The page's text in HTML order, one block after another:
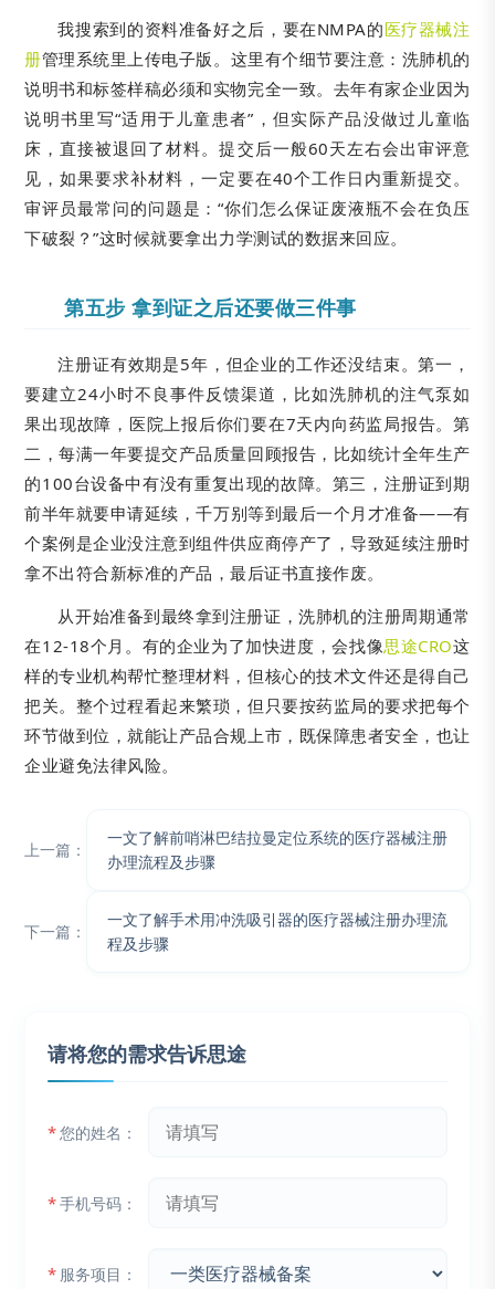
我搜索到的资料准备好之后，要在NMPA的医疗器械注
册管理系统里上传电子版。这里有个细节要注意：洗肺机的
说明书和标签样稿必须和实物完全一致。去年有家企业因为
说明书里写“适用于儿童患者”，但实际产品没做过儿童临
床，直接被退回了材料。提交后一般60天左右会出审评意
见，如果要求补材料，一定要在40个工作日内重新提交。
审评员最常问的问题是：“你们怎么保证废液瓶不会在负压
下破裂？”这时候就要拿出力学测试的数据来回应。
第五步 拿到证之后还要做三件事
注册证有效期是5年，但企业的工作还没结束。第一，
要建立24小时不良事件反馈渠道，比如洗肺机的注气泵如
果出现故障，医院上报后你们要在7天内向药监局报告。第
二，每满一年要提交产品质量回顾报告，比如统计全年生产
的100台设备中有没有重复出现的故障。第三，注册证到期
前半年就要申请延续，千万别等到最后一个月才准备——有
个案例是企业没注意到组件供应商停产了，导致延续注册时
拿不出符合新标准的产品，最后证书直接作废。
从开始准备到最终拿到注册证，洗肺机的注册周期通常
在12-18个月。有的企业为了加快进度，会找像思途CRO这
样的专业机构帮忙整理材料，但核心的技术文件还是得自己
把关。整个过程看起来繁琐，但只要按药监局的要求把每个
环节做到位，就能让产品合规上市，既保障患者安全，也让
企业避免法律风险。
上一篇：
一文了解前哨淋巴结拉曼定位系统的医疗器械注册
办理流程及步骤
下一篇：
一文了解手术用冲洗吸引器的医疗器械注册办理流
程及步骤
请将您的需求告诉思途
*您的姓名：
*手机号码：
* 服务项目：